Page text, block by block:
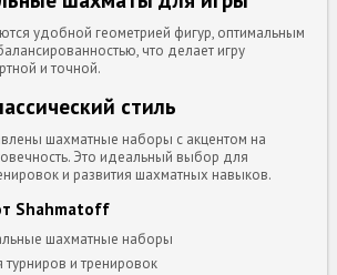
удобной геометрией фигур, оптимальным
что делает игру
и точной.
стиль
шахматные наборы с акцентом на
Это идеальный выбор для
и развития шахматных навыков.
Shahmatoff
шахматные наборы
и тренировок